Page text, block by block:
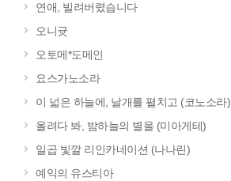
연애, 빌려버렸습니다
오니귯
오토메*도메인
요스가노소라
이 넓은 하늘에, 날개를 펼치고 (코노소라)
올려다 봐, 밤하늘의 별을 (미아게테)
일곱 빛깔 리인카네이션 (나나린)
예익의 유스티아